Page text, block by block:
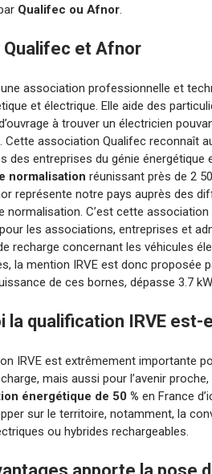
Qualifec ou Afnor.
Qualifec et Afnor
association professionnelle et
et électrique. Elle aide des
à trouver un électricien
Cette association Qualifec reconnaît
des entreprises du génie énergétique
normalisation réunissant près de 2
représente notre pays auprès des
normalisation. C’est cette
les associations, entreprises et
recharge concernant les véhicules
la mention IRVE est donc proposée
de ces bornes, dépasse 3.7
la qualification IRVE
IRVE est extrêmement importante
mais aussi pour l’avenir proche,
énergétique de 50 % en France
sur le territoire, notamment, la
ou hybrides rechargeables.